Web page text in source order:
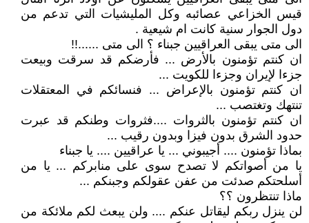
قيس الخزاعي عصائبه وكل المليشيات التي تدعم من
دول الجوار سنية كانت ام شيعية .
الى متى يبقى العراقيين جبناء ؟ الى متى ......!!
ان كنتم تؤمنون بالأرض ... فأرضكم قد سرقت وبيعت
جزءا لإيران وجزءا للكويت ...
ان كنتم تؤمنون بالإعراض ... فنسائكم في المعتقلات
تنتهك وتغتصب ...
ان كنتم تؤمنون بالثروات ....فثروات وطنكم قد عبرت
حدود الشرق بدون فيزا وبدون رقيب ...
بماذا تؤمنون .... أجيبوني ... يا عراقيين .... يا جبناء
يا من أصواتكم لا تصدح سوى على منابركم ... يا من
أسلحتكم صدئت من عفن عقولكم وجبنكم ...
ماذا تنتظرون ؟؟
لن ينزل ربكم ليقاتل عنكم .... ولن يبعث لكم ملائكة من